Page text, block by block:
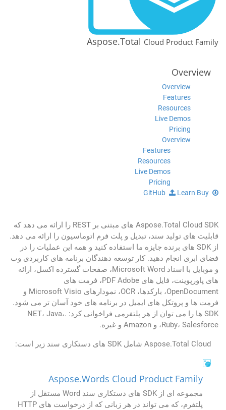
Aspose.Total Cloud Product Family
Overview
Overview
Features
Resources
Live Demos
Pricing
Overview
Features
Resources
Live Demos
Pricing
Learn Buy
Aspose.Total Cloud SDK های مبتنی بر REST را ارائه می دهد که
قابلیت های تولید سند، تبدیل و پلت فرم اتوماسیون را ارائه می دهد.
از SDK های برنده جایزه ما استفاده کنید و همه این عملیات را در
فضای ابری انجام دهید. کار توسعه دهندگان برنامه های کاربردی وب
و موبایل با اسناد Microsoft Word، صفحات گسترده اکسل، ارائه
های پاورپوینت، فایل های PDF Adobe، فرمت های
OpenDocument، بارکدها، OCR، نمودارهای Microsoft Visio و
فرمت ها و پروتکل های ایمیل در برنامه های خود آسان تر می شود.
SDK ها را می توان از هر پلتفرمی فراخوانی کرد: .NET، Java،
Ruby، Salesforce، و Amazon و غیره.
Aspose.Total Cloud شامل SDK های دستکاری سند زیر است:
Aspose.Words Cloud Product Family
مجموعه ای از SDK های دستکاری سند Word مستقل از
پلتفرم، که می تواند در هر زبانی که از درخواست های HTTP